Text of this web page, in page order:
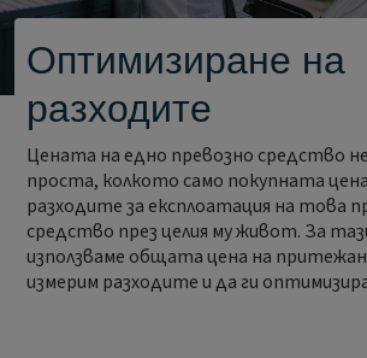
Оптимизиране на
разходите
Цената на едно превозно средство
проста, колкото само покупната
разходите за експлоатация на това
средство през целия му живот. За
използваме общата цена на
измерим разходите и да ги